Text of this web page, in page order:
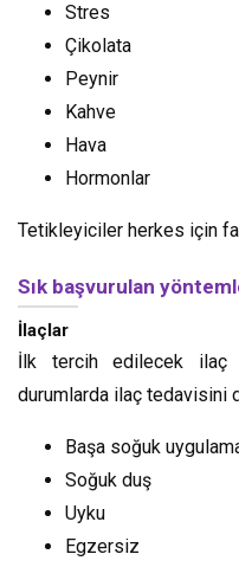
Stres
Çikolata
Peynir
Kahve
Hava
Hormonlar
Tetikleyiciler herkes için
Sık başvurulan
İlaçlar
İlk tercih edilecek ilaç
durumlarda ilaç tedavisini
Başa soğuk
Soğuk duş
Uyku
Egzersiz